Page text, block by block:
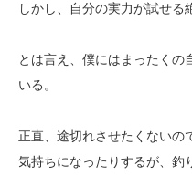
しかし、自分の実力が試せる
とは言え、僕にはまったくの
いる。
正直、途切れさせたくないの
気持ちになったりするが、釣